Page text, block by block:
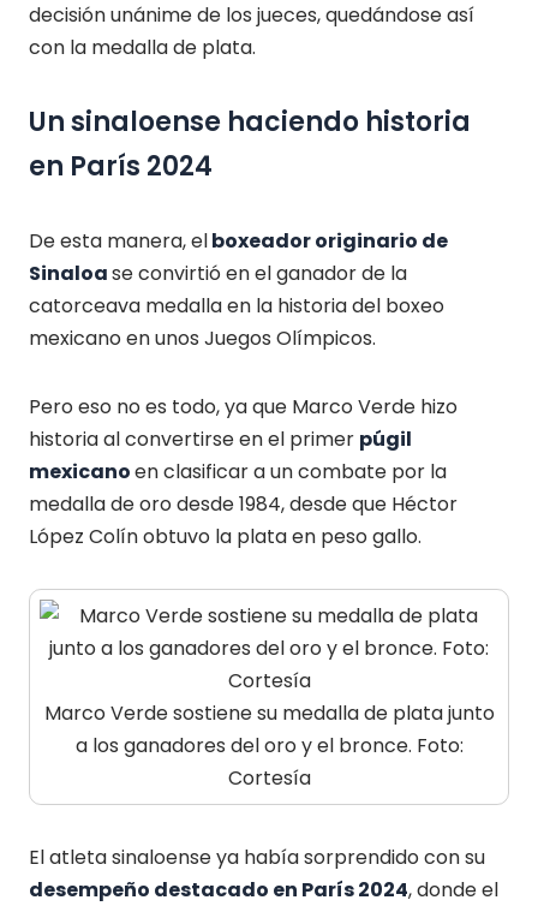
decisión unánime de los jueces, quedándose así
con la medalla de plata.
Un sinaloense haciendo historia
en París 2024
De esta manera, elboxeador originario de
Sinaloase convirtió en el ganador de la
catorceava medalla en la historia del boxeo
mexicano en unos Juegos Olímpicos.
Pero eso no es todo, ya que Marco Verde hizo
historia al convertirse en el primer púgil
mexicanoen clasificar a un combate por la
medalla de oro desde 1984, desde que Héctor
López Colín obtuvo la plata en peso gallo.
Marco Verde sostiene su medalla de plata junto
a los ganadores del oro y el bronce. Foto:
Cortesía
El atleta sinaloense ya había sorprendido con su
desempeño destacado en París 2024, donde el